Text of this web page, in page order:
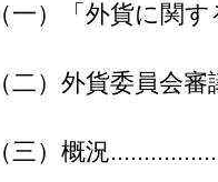
（一）「外貨に関
（二）外貨委員会
（三）概況